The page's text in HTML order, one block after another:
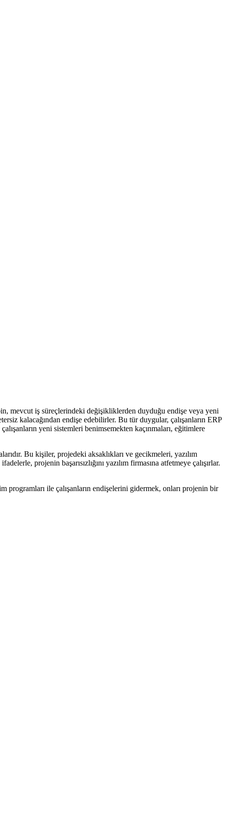
mevcut iş süreçlerindeki değişikliklerden duyduğu endişe veya yeni
kalacağından endişe edebilirler. Bu tür duygular, çalışanların ERP
yeni sistemleri benimsemekten kaçınmaları, eğitimlere
Bu kişiler, projedeki aksaklıkları ve gecikmeleri, yazılım
projenin başarısızlığını yazılım firmasına atfetmeye çalışırlar.
ile çalışanların endişelerini gidermek, onları projenin bir